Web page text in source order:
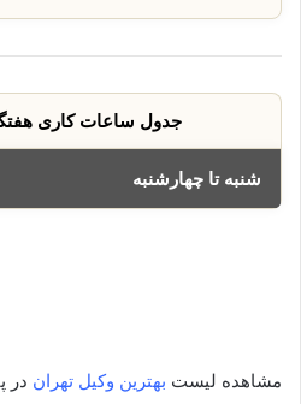
جدول ساعات کاری
شنبه تا چهارشنبه
مشاهده لیست بهترین وکیل تهران در